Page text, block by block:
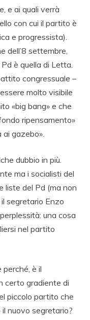
e ai quali verrà
con cui il partito è
e progressista).
dell’8 settembre,
è quella di Letta.
congressuale –
molto visibile
«big bang» e che
ripensamento»
gazebo».
dubbio in più.
ma i socialisti del
liste del Pd (ma non
segretario Enzo
una cosa
nel partito
è il
certo gradiente di
piccolo partito che
nuovo segretario?